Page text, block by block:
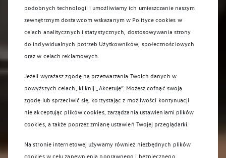
podobnych technologii i umożliwiamy ich umieszczanie naszym
zewnętrznym dostawcom wskazanym w Polityce cookies w
celach analitycznych i statystycznych, dostosowywania strony
do indywidualnych potrzeb Użytkowników, społecznościowych
oraz w celach reklamowych.
Jeżeli wyrażasz zgodę na przetwarzania Twoich danych w
powyższych celach, kliknij „Akcetuję”. Możesz cofnąć swoją
zgodę lub sprzeciwić się, korzystając z możliwości kontynuacji
nie akceptując plików cookies, zarządzania ustawieniami plików
cookies, a także poprzez zmianę ustawień Twojej przeglądarki.
Na stronie internetowej używamy również niezbędnych plików
cookies w celu zapewnienia poprawnego i bezpiecznego